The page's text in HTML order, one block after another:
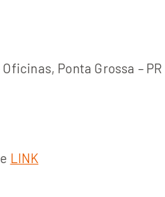
Oficinas, Ponta Grossa – PR
LINK